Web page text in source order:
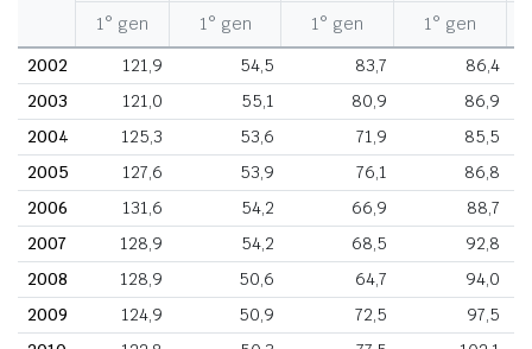
1° gen 1° gen 1° gen 1° gen
2002
121,9 54,5 83,7
86,4
2003
121,0 55,1 80,9
86,9
2004
125,3 53,6 71,9
85,5
2005
127,6 53,9 76,1
86,8
2006
131,6 54,2 66,9
88,7
2007
128,9 54,2 68,5
92,8
2008
128,9 50,6 64,7
94,0
2009
124,9 50,9 72,5
97,5